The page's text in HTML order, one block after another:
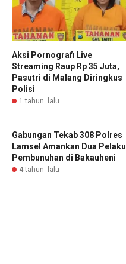
Aksi Pornografi Live
Streaming Raup Rp 35 Juta,
Pasutri di Malang Diringkus
Polisi
1 tahun lalu
Gabungan Tekab 308 Polres
Lamsel Amankan Dua Pelaku
Pembunuhan di Bakauheni
4 tahun lalu